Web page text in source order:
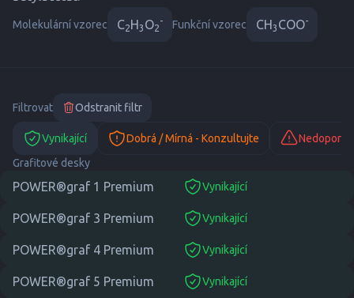
Molekulární vzorec C2H3 O2
- Funkční vzorec CH3 COO-
Filtrovat Odstranit filtr
Vynikající Dobrá / Mírná - Konzultujte
Grafitové desky
POWER®graf 1 Premium Vynikající
suitable
POWER®graf 3 Premium Vynikající
suitable
POWER®graf 4 Premium Vynikající
suitable
POWER®graf 5 Premium Vynikající
suitable